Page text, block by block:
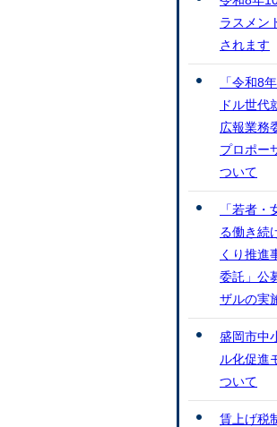
ラスメン
されます
「令和8
ドル世代
広報業務
プロポー
ついて
「若者
る働き続
くり推進
委託」公
ザルの実
盛岡市中
ル化促進
ついて
賃上げ税